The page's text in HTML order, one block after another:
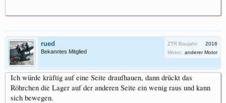
rued
Bekanntes Mitglied
ZTR Baujahr:
2016
Motor: anderer Motor
Ich würde kräftig auf eine Seite draufhauen, dann drückt das
Röhrchen die Lager auf der anderen Seite ein wenig raus und kann
sich bewegen.